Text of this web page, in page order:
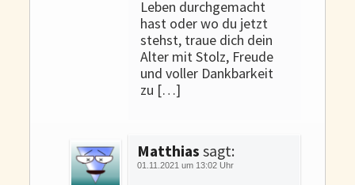
Leben durchgemacht
hast oder wo du jetzt
stehst, traue dich dein
Alter mit Stolz, Freude
und voller Dankbarkeit
zu […]
Matthias sagt:
01.11.2021 um 13:02 Uhr